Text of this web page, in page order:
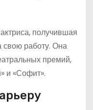
получившая
свою работу. Она
премий,
и «Софит».